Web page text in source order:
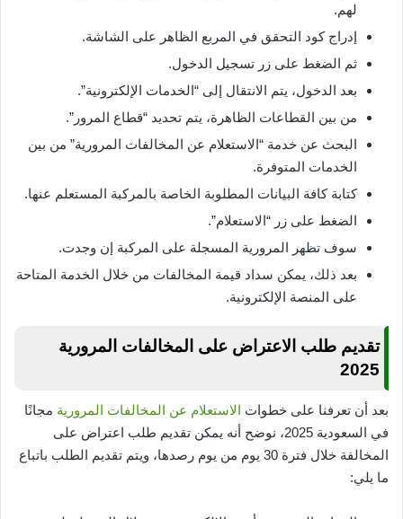
لهم.
إدراج كود التحقق في المربع الظاهر على الشاشة.
ثم الضغط على زر تسجيل الدخول.
بعد الدخول، يتم الانتقال إلى “الخدمات الإلكترونية”.
من بين القطاعات الظاهرة، يتم تحديد “قطاع المرور”.
البحث عن خدمة “الاستعلام عن المخالفات المرورية” من بين
الخدمات المتوفرة.
كتابة كافة البيانات المطلوبة الخاصة بالمركبة المستعلم عنها.
الضغط على زر “الاستعلام”.
سوف تظهر المرورية المسجلة على المركبة إن وجدت.
بعد ذلك، يمكن سداد قيمة المخالفات من خلال الخدمة المتاحة
على المنصة الإلكترونية.
تقديم طلب الاعتراض على المخالفات المرورية
2025
بعد أن تعرفنا على خطوات الاستعلام عن المخالفات المرورية مجانًا
في السعودية 2025، نوضح أنه يمكن تقديم طلب اعتراض على
المخالفة خلال فترة 30 يوم من يوم رصدها، ويتم تقديم الطلب باتباع
ما يلي: